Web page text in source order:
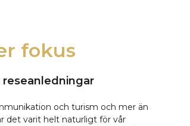
fokus
reseanledningar
och turism och mer än
det varit helt naturligt för vår